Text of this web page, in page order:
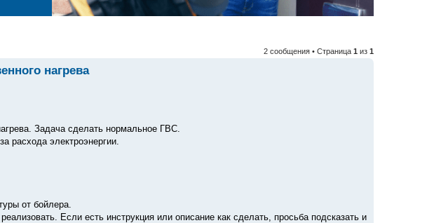
2 сообщения • Страница 1 из 1
нагрева
Задача сделать нормальное ГВС.
расхода электроэнергии.
от бойлера.
Если есть инструкция или описание как сделать, просьба подсказать и